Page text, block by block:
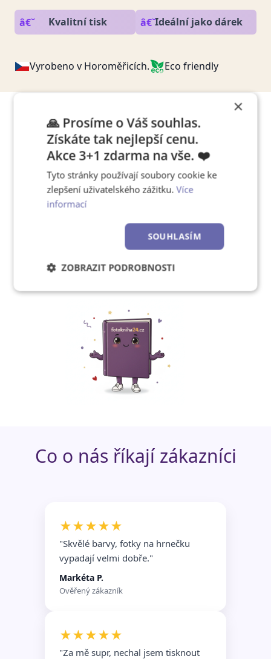
Kvalitní tisk Ideální jako dárek
Vyrobeno v Horoměřicích. Eco friendly
Tipy, jak pracovat s editorem
Chcete se rychle naučit,
jak používat náš editor?
Zjistěte více!
Co o nás říkají zákazníci
★★★★★
"Skvělé barvy, fotky na hrnečku
vypadají velmi dobře."
Markéta P.
Ověřený zákazník
★★★★★
"Za mě supr, nechal jsem tisknout
×
🙏 Prosíme o Váš souhlas.
Získáte tak nejlepší cenu.
Akce 3+1 zdarma na vše. ❤️
Tyto stránky používají soubory cookie ke
zlepšení uživatelského zážitku.Více
informací
SOUHLASÍM
ZOBRAZIT PODROBNOSTI
Nezbytně
Výkonové
Soubory
Funkční soubory
Nezařazené
soubory